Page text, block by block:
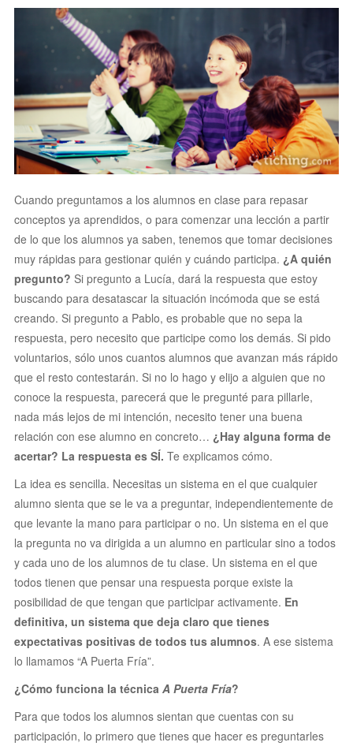
Cuando preguntamos a los alumnos en clase para repasar
conceptos ya aprendidos, o para comenzar una lección a partir
de lo que los alumnos ya saben, tenemos que tomar decisiones
muy rápidas para gestionar quién y cuándo participa. ¿A quién
pregunto? Si pregunto a Lucía, dará la respuesta que estoy
buscando para desatascar la situación incómoda que se está
creando. Si pregunto a Pablo, es probable que no sepa la
respuesta, pero necesito que participe como los demás. Si pido
voluntarios, sólo unos cuantos alumnos que avanzan más rápido
que el resto contestarán. Si no lo hago y elijo a alguien que no
conoce la respuesta, parecerá que le pregunté para pillarle,
nada más lejos de mi intención, necesito tener una buena
relación con ese alumno en concreto… ¿Hay alguna forma de
acertar? La respuesta es SÍ. Te explicamos cómo.
La idea es sencilla. Necesitas un sistema en el que cualquier
alumno sienta que se le va a preguntar, independientemente de
que levante la mano para participar o no. Un sistema en el que
la pregunta no va dirigida a un alumno en particular sino a todos
y cada uno de los alumnos de tu clase. Un sistema en el que
todos tienen que pensar una respuesta porque existe la
posibilidad de que tengan que participar activamente. En
definitiva, un sistema que deja claro que tienes
expectativas positivas de todos tus alumnos. A ese sistema
lo llamamos “A Puerta Fría”.
¿Cómo funciona la técnica A Puerta Fría?
Para que todos los alumnos sientan que cuentas con su
participación, lo primero que tienes que hacer es preguntarles